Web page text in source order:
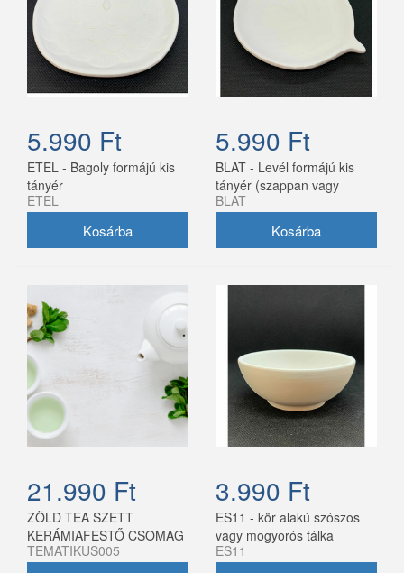
5.990 Ft
ETEL - Bagoly formájú kis
tányér
ETEL
5.990 Ft
BLAT - Levél formájú kis
tányér (szappan vagy
ékszer tatónak)
BLAT
21.990 Ft
ZÖLD TEA SZETT
KERÁMIAFESTŐ CSOMAG
21 990 Ft
TEMATIKUS005
3.990 Ft
ES11 - kör alakú szószos
vagy mogyorós tálka
ES11